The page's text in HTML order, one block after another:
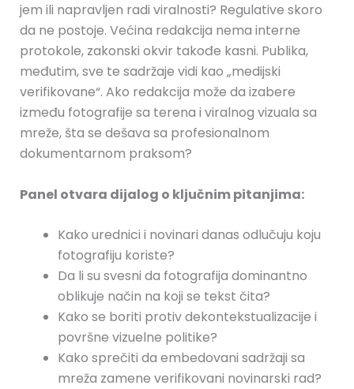
jem ili napravljen radi viralnosti? Regulative skoro
da ne postoje. Većina redakcija nema interne
protokole, zakonski okvir takođe kasni. Publika,
međutim, sve te sadržaje vidi kao „medijski
verifikovane“. Ako redakcija može da izabere
između fotografije sa terena i viralnog vizuala sa
mreže, šta se dešava sa profesionalnom
dokumentarnom praksom?
Panel otvara dijalog o ključnim pitanjima:
Kako urednici i novinari danas odlučuju koju
fotografiju koriste?
Da li su svesni da fotografija dominantno
oblikuje način na koji se tekst čita?
Kako se boriti protiv dekontekstualizacije i
površne vizuelne politike?
Kako sprečiti da embedovani sadržaji sa
mreža zamene verifikovani novinarski rad?